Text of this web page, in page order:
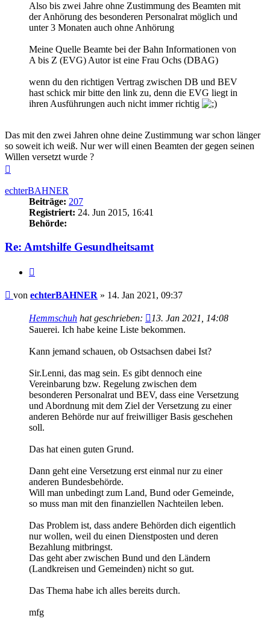
Also bis zwei Jahre ohne Zustimmung des Beamten mit
der Anhörung des besonderen Personalrat möglich und
unter 3 Monaten auch ohne Anhörung
Meine Quelle Beamte bei der Bahn Informationen von
A bis Z (EVG) Autor ist eine Frau Ochs (DBAG)
wenn du den richtigen Vertrag zwischen DB und BEV
hast schick mir bitte den link zu, denn die EVG liegt in
ihren Ausführungen auch nicht immer richtig
Das mit den zwei Jahren ohne deine Zustimmung war schon länger
so soweit ich weiß. Nur wer will einen Beamten der gegen seinen
Willen versetzt wurde ?
echterBAHNER
Beiträge: 207
Registriert: 24. Jun 2015, 16:41
Behörde:
Re: Amtshilfe Gesundheitsamt
Beitrag
von echterBAHNER » 14. Jan 2021, 09:37
Hemmschuh hat geschrieben:
13. Jan 2021, 14:08
Sauerei. Ich habe keine Liste bekommen.
Kann jemand schauen, ob Ostsachsen dabei Ist?
Sir.Lenni, das mag sein. Es gibt dennoch eine
Vereinbarung bzw. Regelung zwischen dem
besonderen Personalrat und BEV, dass eine Versetzung
und Abordnung mit dem Ziel der Versetzung zu einer
anderen Behörde nur auf freiwilliger Basis geschehen
soll.
Das hat einen guten Grund.
Dann geht eine Versetzung erst einmal nur zu einer
anderen Bundesbehörde.
Will man unbedingt zum Land, Bund oder Gemeinde,
so muss man mit den finanziellen Nachteilen leben.
Das Problem ist, dass andere Behörden dich eigentlich
nur wollen, weil du einen Dienstposten und deren
Bezahlung mitbringst.
Das geht aber zwischen Bund und den Ländern
(Landkreisen und Gemeinden) nicht so gut.
Das Thema habe ich alles bereits durch.
mfg